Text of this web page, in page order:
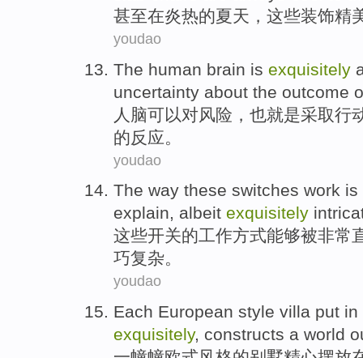
甚至在炎热的夏天 ， 这些装饰精
youdao
The human brain is exquisitely
uncertainty about the outcome
人脑可以对风险 ，也就是采取行
的反应 。
youdao
The way these switches work is
explain, albeit exquisitely
这些开关的工作方式能够被非常
巧复杂。
youdao
Each European style villa put in
exquisitely, constructs a world